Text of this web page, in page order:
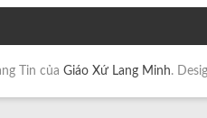
Tin của Giáo Xứ Lang Minh.